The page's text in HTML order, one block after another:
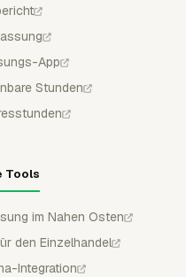
App
Stunden
Tools
im Nahen Osten
den Einzelhandel
Integration